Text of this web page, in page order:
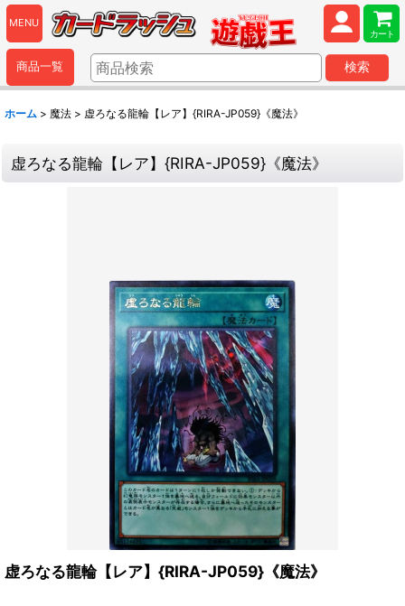
MENU
カート
商品一覧 検索
ホーム > 魔法 > 虚ろなる龍輪【レア】{RIRA-JP059}《魔法》
虚ろなる龍輪【レア】{RIRA-JP059}《魔法》
虚ろなる龍輪【レア】{RIRA-JP059}《魔法》